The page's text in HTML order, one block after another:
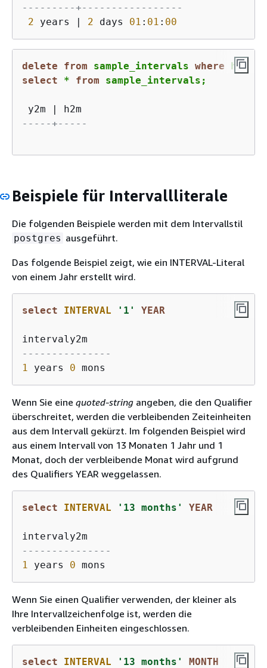
---------+-----------------
2 years | 2 days 01 : 01 : 00
delete from sample_intervals where h2m
select
* from sample_intervals;
y2m |
-----+-----
Beispiele für Intervallliterale
Die folgenden Beispiele werden mit dem Intervallstil
postgres ausgeführt.
Das folgende Beispiel zeigt, wie ein INTERVAL-Literal
von einem Jahr erstellt wird.
select INTERVAL '1' YEAR
---------------
1 years 0
Wenn Sie eine quoted-string angeben, die den Qualifier
überschreitet, werden die verbleibenden Zeiteinheiten
aus dem Intervall gekürzt. Im folgenden Beispiel wird
aus einem Intervall von 13 Monaten 1 Jahr und 1
Monat, doch der verbleibende Monat wird aufgrund
des Qualifiers YEAR weggelassen.
select INTERVAL '13 months' YEAR
---------------
1 years 0
Wenn Sie einen Qualifier verwenden, der kleiner als
Ihre Intervallzeichenfolge ist, werden die
verbleibenden Einheiten eingeschlossen.
select INTERVAL '13 months' MONTH